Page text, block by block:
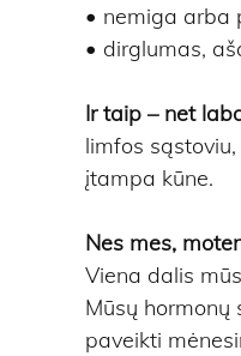
• nemiga arba
• dirglumas,
Ir taip – net
limfos
įtampa kūne.
Nes mes,
Viena dalis
Mūsų
paveikti